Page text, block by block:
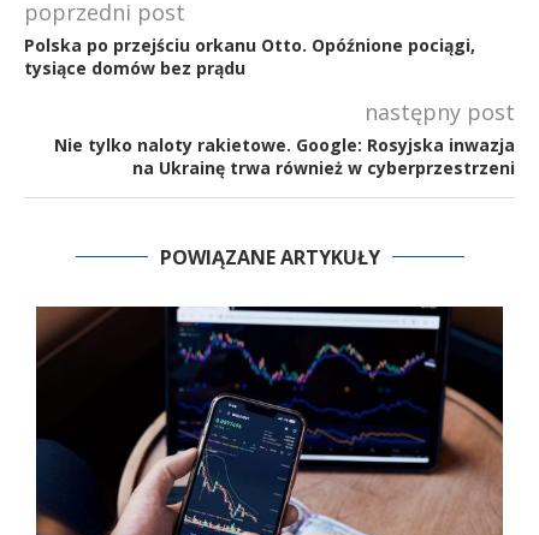
poprzedni post
Polska po przejściu orkanu Otto. Opóźnione pociągi,
tysiące domów bez prądu
następny post
Nie tylko naloty rakietowe. Google: Rosyjska inwazja
na Ukrainę trwa również w cyberprzestrzeni
POWIĄZANE ARTYKUŁY